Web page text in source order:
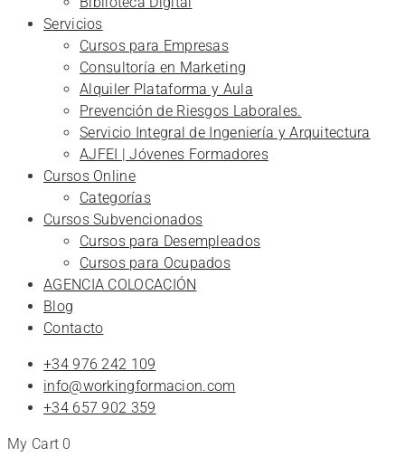
Servicios
Cursos para Empresas
Consultoría en Marketing
Alquiler Plataforma y Aula
Prevención de Riesgos Laborales.
Servicio Integral de Ingeniería y Arquitectura
AJFEI | Jóvenes Formadores
Cursos Online
Categorías
Cursos Subvencionados
Cursos para Desempleados
Cursos para Ocupados
AGENCIA COLOCACIÓN
Blog
Contacto
+34 976 242 109
info@workingformacion.com
+34 657 902 359
My Cart 0